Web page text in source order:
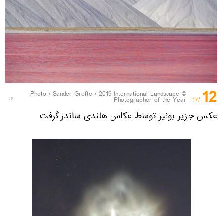
12
/17
© Photo /
Sander Grefte / 2019 International Landscape
Photographer of the Year
عکس جزیر بونیر توسط عکاس هلندی ساندر گرفت